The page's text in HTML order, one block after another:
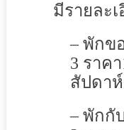
มีรายละ
–พักข
3 ราคา
สัปดาห์
–พักกั